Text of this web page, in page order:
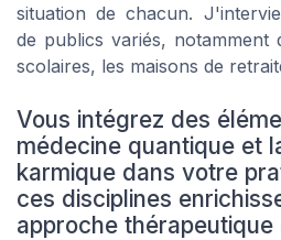
situation de chacun.
de publics variés, notamment
scolaires, les maisons de
Vous intégrez des
médecine quantique et
karmique dans votre
ces disciplines
approche thérapeutique